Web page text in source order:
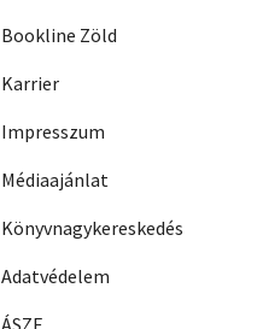
Bookline Zöld
Karrier
Impresszum
Médiaajánlat
Könyvnagykereskedés
Adatvédelem
ÁSZF